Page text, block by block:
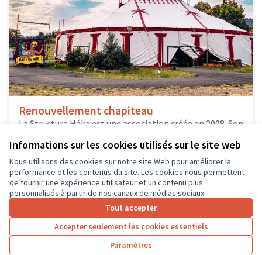
Informations sur les cookies utilisés sur le site web
Nous utilisons des cookies sur notre site Web pour améliorer la
performance et les contenus du site. Les cookies nous permettent
de fournir une expérience utilisateur et un contenu plus
personnalisés à partir de nos canaux de médias sociaux.
Tout accepter
Accepter seulement les cookies essentiels
Paramètres
Renouvellement chapiteau
La Structure Héka est une association créée en 2008. Son
grand...
Solidarité et développement local Chinon
Résultats par page : 25
1 2 3 4